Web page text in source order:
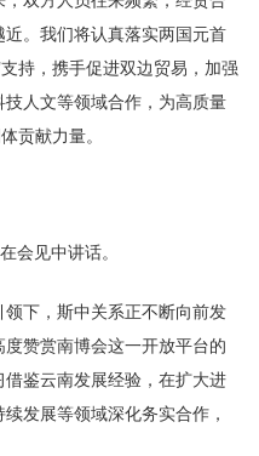
。我们将认真落实两国元首
持，携手促进双边贸易，加强
人文等领域合作，为高质量
贡献力量。
会见中讲话。
下，斯中关系正不断向前发
赞赏南博会这一开放平台的
鉴云南发展经验，在扩大进
发展等领域深化务实合作，